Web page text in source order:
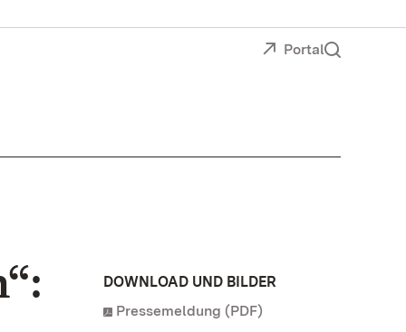
Portal
DOWNLOAD UND BILDER
Pressemeldung (PDF)